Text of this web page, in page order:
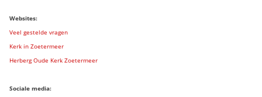
Websites:
Veel gestelde vragen
Kerk in Zoetermeer
Herberg Oude Kerk Zoetermeer
Sociale media: